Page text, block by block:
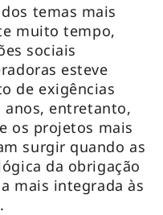
temas mais
muito tempo,
sociais
esteve
de exigências
entretanto,
os projetos mais
surgir quando as
da obrigação
mais integrada às